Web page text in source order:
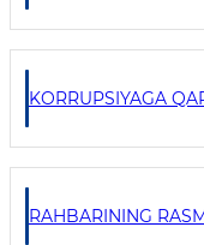
KORRUPSIYAGA
RAHBARINING